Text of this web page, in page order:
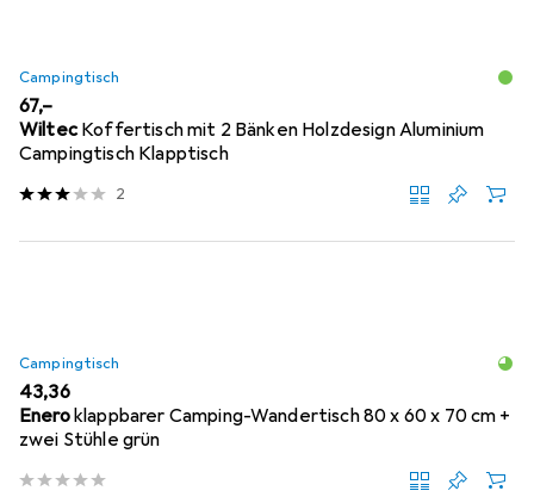
Campingtisch
EUR
67,–
Wiltec Koffertisch mit 2 Bänken Holzdesign Aluminium
Campingtisch Klapptisch
2
Campingtisch
EUR
43,36
Eneroklappbarer Camping-Wandertisch 80 x 60 x 70 cm +
zwei Stühle grün